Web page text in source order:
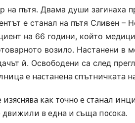
на пътя. Двама души загинаха
е станал на пътя Сливен –
на 66 години, който
возило. Настанени в
й. Освободени са след
е настанена спътничката
как точно е станал
движили в една и съща посока.